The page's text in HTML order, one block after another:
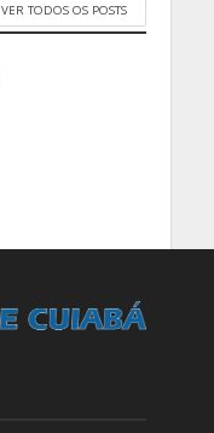
VER TODOS OS POSTS